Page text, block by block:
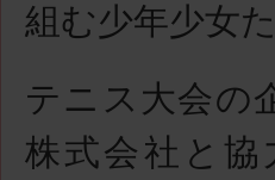
組む少年少女
テニス大会の
株式会社と